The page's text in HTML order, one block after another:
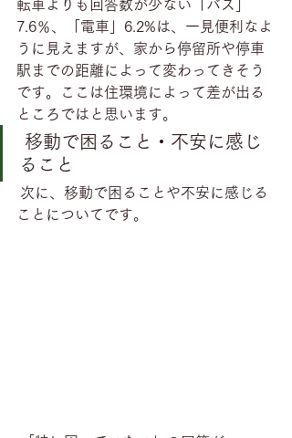
転車よりも回答数が少ない「バス」
7.6％、「電車」6.2%は、一見便利なよ
うに見えますが、家から停留所や停車
駅までの距離によって変わってきそう
です。ここは住環境によって差が出る
ところではと思います。
移動で困ること・不安に感じ
ること
次に、移動で困ることや不安に感じる
ことについてです。